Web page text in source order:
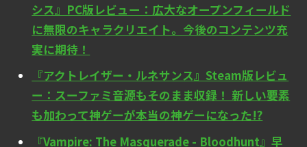
シス』PC版レビュー：広大なオープンフィールド
に無限のキャラクリエイト。今後のコンテンツ充
実に期待！
『アクトレイザー・ルネサンス』Steam版レビュ
ー：スーファミ音源もそのまま収録！ 新しい要素
も加わって神ゲーが本当の神ゲーになった!?
『Vampire: The Masquerade - Bloodhunt』早